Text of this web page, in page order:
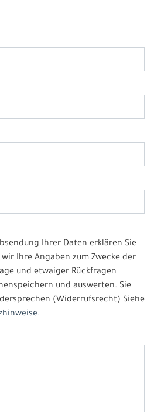
Ihrer Daten erklären Sie
Ihre Angaben zum Zwecke der
und etwaiger Rückfragen
und auswerten. Sie
(Widerrufsrecht) Siehe